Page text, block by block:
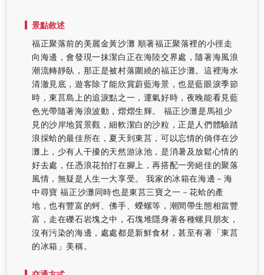
景點敘述
福正聚落前的美麗金黃沙灘 順著福正聚落裡的小徑走
向海邊，會發現一抹潔白正在海陸交界處，隨著海風浪
潮流轉靜臥，那正是被村落圍繞的福正沙灘。這裡海水
清澈見底，遊客除了能欣賞蔚藍海景，也是藍眼淚季節
時，東莒島上的追淚點之一，運氣好時，夜晚能看見藍
色光帶隨著海浪波動，熠熠生輝。 福正沙灘是馬祖少
見的沙岸地質景觀，細軟潔白的沙粒，正是人們體驗踏
浪採蛤的最佳所在，夏天到東莒，可以忘情的倘佯在沙
灘上，少有人干擾的天然游泳池，是消暑及放鬆心情的
好去處，任憑浪花拍打在腳上，再搭配一旁絕佳的聚落
風情，無疑是人生一大享受。 我家的冰箱在海邊－海
中尋寶 福正沙灘同時也是東莒三寶之一－花蛤的產
地，也有豐富的蚵、佛手、蠑螺等，潮間帶生態相當豐
富，走在礫石岩塊之中，石塊堆隱身著各種螺貝朋友，
沒有污染的海邊，處處都是新鮮食材，甚至有著「東莒
的冰箱」美稱。